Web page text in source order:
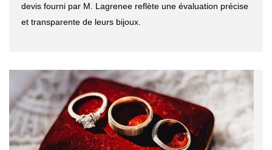
devis fourni par M. Lagrenee reflète une évaluation précise
et transparente de leurs bijoux.